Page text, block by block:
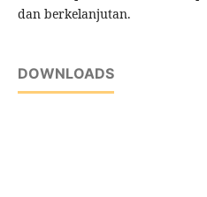
dan berkelanjutan.
DOWNLOADS